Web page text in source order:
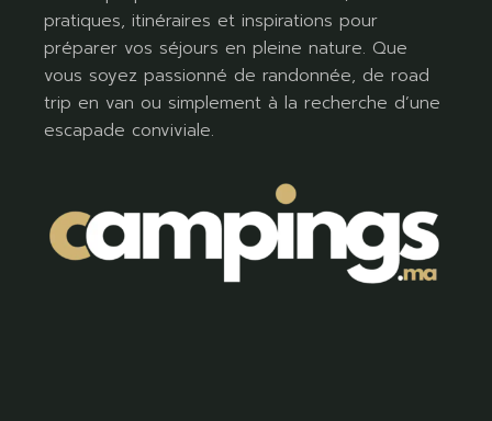
pratiques, itinéraires et inspirations pour
préparer vos séjours en pleine nature. Que
vous soyez passionné de randonnée, de road
trip en van ou simplement à la recherche d’une
escapade conviviale.